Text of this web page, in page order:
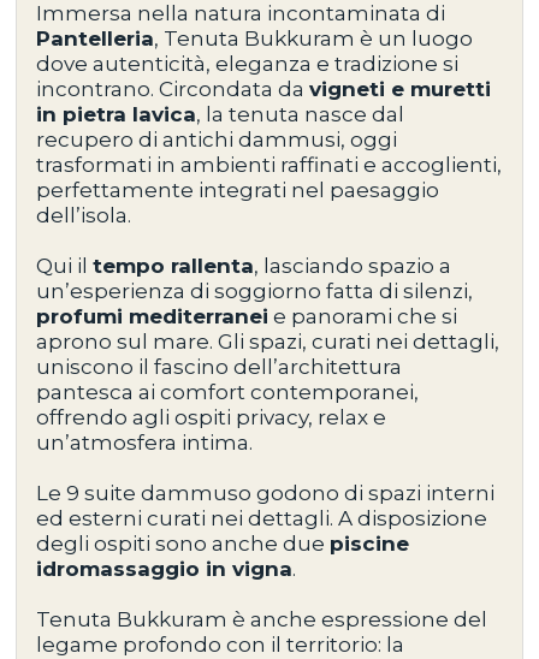
Immersa nella natura incontaminata di
Pantelleria, Tenuta Bukkuram è un luogo
dove autenticità, eleganza e tradizione si
incontrano. Circondata davigneti e muretti
in pietra lavica, la tenuta nasce dal
recupero di antichi dammusi, oggi
trasformati in ambienti raffinati e accoglienti,
perfettamente integrati nel paesaggio
dell’isola.
Qui iltempo rallenta, lasciando spazio a
un’esperienza di soggiorno fatta di silenzi,
profumi mediterranei e panorami che si
aprono sul mare. Gli spazi, curati nei dettagli,
uniscono il fascino dell’architettura
pantesca ai comfort contemporanei,
offrendo agli ospiti privacy, relax e
un’atmosfera intima.
Le 9 suite dammuso godono di spazi interni
ed esterni curati nei dettagli. A disposizione
degli ospiti sono anche due piscine
idromassaggio in vigna.
Tenuta Bukkuram è anche espressione del
legame profondo con il territorio: la